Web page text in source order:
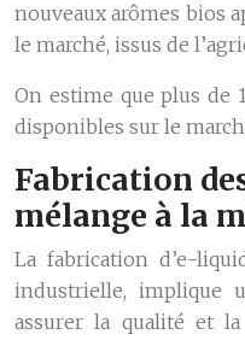
nouveaux arômes bios
le marché, issus de
On estime que plus de
disponibles sur le
Fabrication
mélange à la
La fabrication d’e-
industrielle, implique
assurer la qualité et